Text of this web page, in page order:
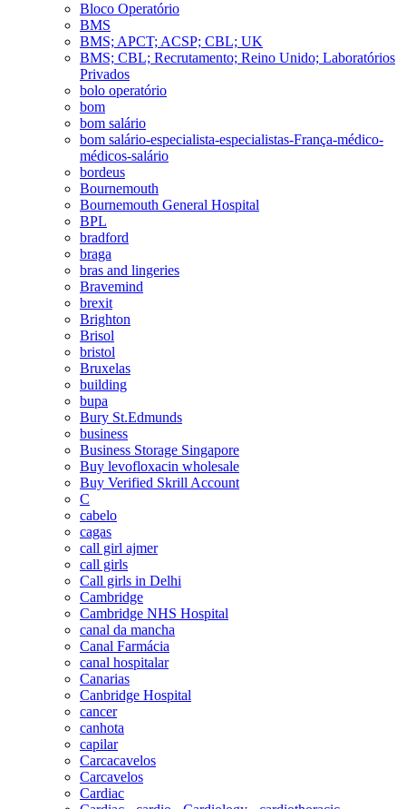
Bloco Operatório
BMS
BMS; APCT; ACSP; CBL; UK
BMS; CBL; Recrutamento; Reino Unido; Laboratórios
Privados
bolo operatório
bom
bom salário
bom salário-especialista-especialistas-França-médico-
médicos-salário
bordeus
Bournemouth
Bournemouth General Hospital
BPL
bradford
braga
bras and lingeries
Bravemind
brexit
Brighton
Brisol
bristol
Bruxelas
building
bupa
Bury St.Edmunds
business
Business Storage Singapore
Buy levofloxacin wholesale
Buy Verified Skrill Account
C
cabelo
cagas
call girl ajmer
call girls
Call girls in Delhi
Cambridge
Cambridge NHS Hospital
canal da mancha
Canal Farmácia
canal hospitalar
Canarias
Canbridge Hospital
cancer
canhota
capilar
Carcacavelos
Carcavelos
Cardiac